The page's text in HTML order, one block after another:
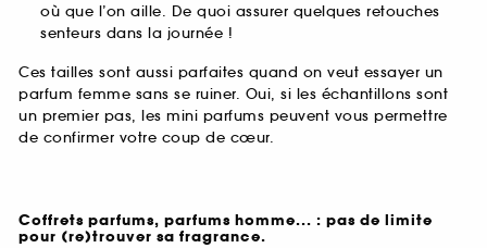
où que l’on aille. De quoi assurer quelques retouches
senteurs dans la journée !
Ces tailles sont aussi parfaites quand on veut essayer un
parfum femme sans se ruiner. Oui, si les échantillons sont
un premier pas, les mini parfums peuvent vous permettre
de confirmer votre coup de cœur.
Coffrets parfums, parfums homme... : pas de limite
pour (re)trouver sa fragrance.